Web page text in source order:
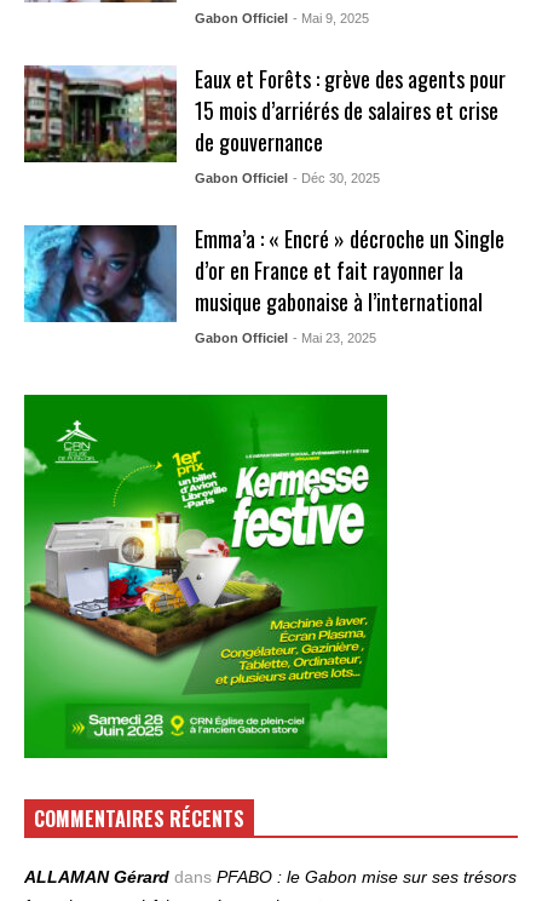
Gabon Officiel - Mai 9, 2025
Eaux et Forêts : grève des agents pour
15 mois d’arriérés de salaires et crise
de gouvernance
Gabon Officiel - Déc 30, 2025
Emma’a : « Encré » décroche un Single
d’or en France et fait rayonner la
musique gabonaise à l’international
Gabon Officiel - Mai 23, 2025
COMMENTAIRES RÉCENTS
ALLAMAN Gérard dans PFABO : le Gabon mise sur ses trésors